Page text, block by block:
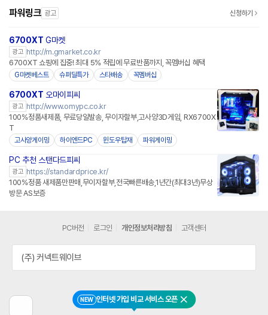
파워링크 광고 신청하기
6700XT G마켓
광고 http://m.gmarket.co.kr
6700XT 쇼핑에 집중! 최대 5% 적립에 무료반품까지, 꼭멤버십 혜택
G마켓베스트 슈퍼딜특가 스타배송 꼭멤버십
6700XT 오마이피씨
광고 http://www.omypc.co.kr
100%정품새제품, 무료당일발송, 무이자할부,고사양3D게임, RX6700X
T
고사양게이밍 하이엔드PC 윈도우탑재 파워게이밍
PC 추천 스탠다드피씨
광고 https://standardprice.kr/
100%정품 새제품만판매,무이자할부,전국빠른배송,1년간(최대3년)무상
방문 AS보증
NEW 인터넷 가입 비교 서비스 오픈 닫기
PC버전 로그인 개인정보처리방침 고객센터
(주) 커넥트웨이브